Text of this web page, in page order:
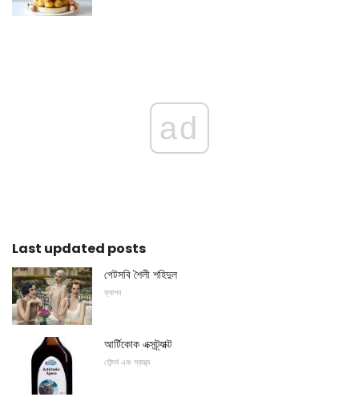
ad
Last updated posts
গেটসবি শৈলী শহিদুল
ফ্যাশন
আর্টিকোক এক্সট্র্যাক্ট
সৌন্দর্য এবং স্বাস্থ্য